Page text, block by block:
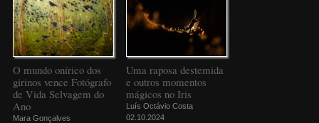
O mundo onírico dos
girinos vence Fotógrafo
de Vida Selvagem do
Ano
Mara Gonçalves
Uma raposa destemida
e outros momentos
mágicos no Iris
Luís Octávio Costa
02.10.2024